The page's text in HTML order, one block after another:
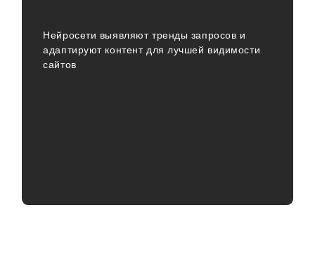
Нейросети выявляют тренды запросов и
адаптируют контент для лучшей видимости
сайтов